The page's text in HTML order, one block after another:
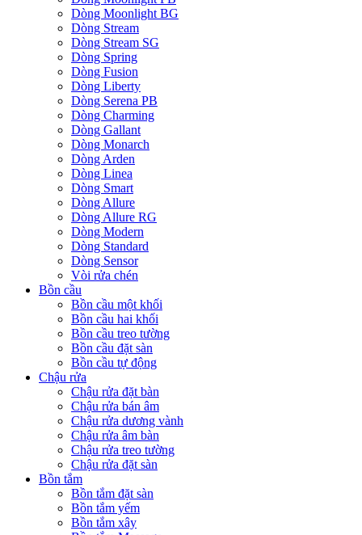
Dòng Moonlight BG
Dòng Stream
Dòng Stream SG
Dòng Spring
Dòng Fusion
Dòng Liberty
Dòng Serena PB
Dòng Charming
Dòng Gallant
Dòng Monarch
Dòng Arden
Dòng Linea
Dòng Smart
Dòng Allure
Dòng Allure RG
Dòng Modern
Dòng Standard
Dòng Sensor
Vòi rửa chén
Bồn cầu
Bồn cầu một khối
Bồn cầu hai khối
Bồn cầu treo tường
Bồn cầu đặt sàn
Bồn cầu tự động
Chậu rửa
Chậu rửa đặt bàn
Chậu rửa bán âm
Chậu rửa dương vành
Chậu rửa âm bàn
Chậu rửa treo tường
Chậu rửa đặt sàn
Bồn tắm
Bồn tắm đặt sàn
Bồn tắm yếm
Bồn tắm xây